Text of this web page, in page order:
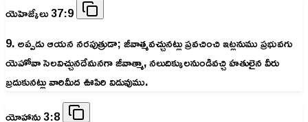
యెహెజ్కేలు 37:9
9. అప్పడు ఆయన నరపుత్రుడా; జీవాత్మవచ్చునట్లు ప్రవచించి ఇట్లనుము ప్రభువగు
యెహోవా సెలవిచ్చునదేమనగా జీవాత్మా, నలుదిక్కులనుండివచ్చి హతులైన వీరు
బ్రదుకునట్లు వారిమీద ఊపిరి విడువుము.
యోహాను 3:8